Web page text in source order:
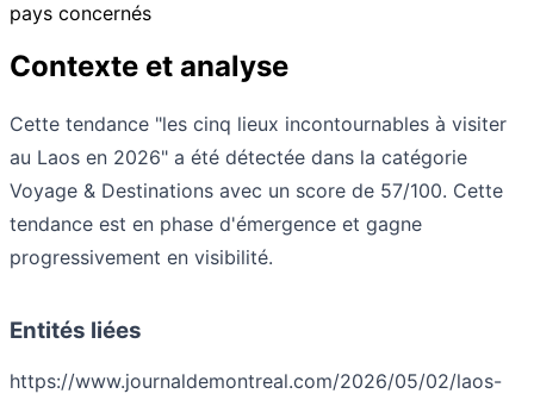
pays concernés
Contexte et analyse
Cette tendance "les cinq lieux incontournables à visiter
au Laos en 2026" a été détectée dans la catégorie
Voyage & Destinations avec un score de 57/100. Cette
tendance est en phase d'émergence et gagne
progressivement en visibilité.
Entités liées
https://www.journaldemontreal.com/2026/05/02/laos-